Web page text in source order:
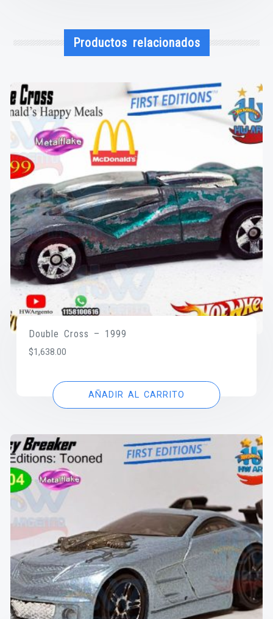
Productos relacionados
Double Cross – 1999
$1,638.00
AÑADIR AL CARRITO